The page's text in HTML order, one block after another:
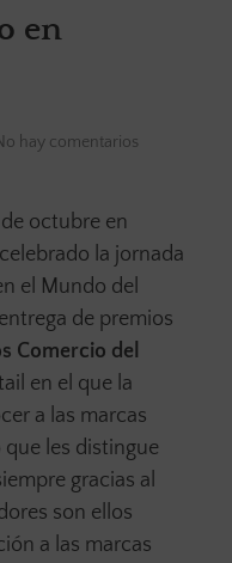
en
hay comentarios
octubre en
la jornada
el Mundo del
de premios
Comercio del
en el que la
a las marcas
les distingue
gracias al
son ellos
a las marcas